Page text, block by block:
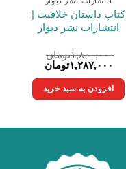
کتاب داستان خلاقیت |
انتشارات نشر دیوار
۱,۸۰۰,۰۰۰تومان
قیمت
۱,۸۰۰,۰۰۰تومان
بود.
۱,۲۸۷,۰۰۰تومان
۱,۲۸۷,۰۰۰تومان.افزودن به سبد خرید